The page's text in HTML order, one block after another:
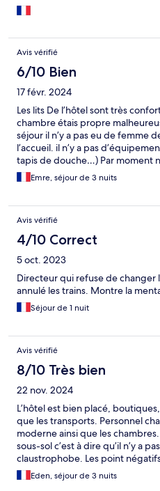
Avis vérifié
6/10 Bien
17 févr. 2024
Les lits De l’hôtel sont très
chambre étais propre
séjour il n’y a pas eu de femme
l’accueil. il n’y a pas
tapis de douche…) Par moment
venant du -3eme étages ce qui
L’emplacement de l’hôtel étais
Emre, séjour de 3 nuits
Avis vérifié
4/10 Correct
5 oct. 2023
Directeur qui refuse de changer
annulé les trains. Montre la
Séjour de 1 nuit
Avis vérifié
8/10 Très bien
22 nov. 2024
L’hôtel est bien placé,
que les transports. Personnel
moderne ainsi que les
sous-sol c’est à dire qu’il n’y a
claustrophobe. Les point
chambre il manque une table
qu’une mini penderie (juste 2
Eden, séjour de 3 nuits